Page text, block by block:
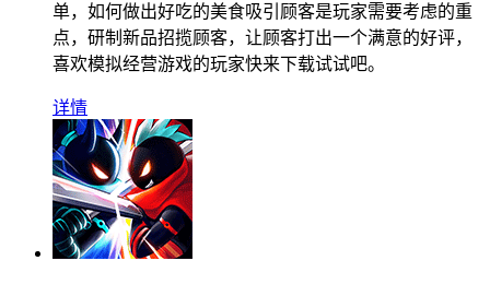
单，如何做出好吃的美食吸引顾客是玩家需要考虑的重
点，研制新品招揽顾客，让顾客打出一个满意的好评，
喜欢模拟经营游戏的玩家快来下载试试吧。
详情